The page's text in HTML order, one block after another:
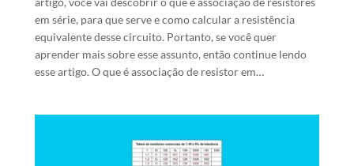
em série, para que serve e como calcular a resistência
equivalente desse circuito. Portanto, se você quer
aprender mais sobre esse assunto, então continue lendo
esse artigo. O que é associação de resistor em…